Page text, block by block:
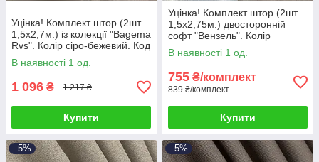
Уцінка! Комплект штор (2шт.
1,5х2,7м.) із колекції "Bagema
Rvs". Колір сіро-бежевий. Код
1896ш 38-329
В наявності 1 од.
1 096 ₴ 1 217 ₴
Купити
Уцінка! Комплект штор (2шт.
1,5х2,75м.) двосторонній
софт "Вензель". Колір
холодний білий. Код 2042ш
38-334
В наявності 1 од.
755 ₴/комплект
839 ₴/комплект
Купити
–5% –5%